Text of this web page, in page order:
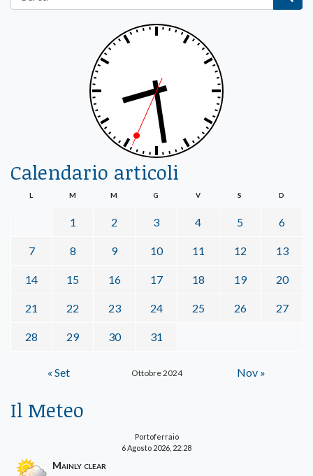
Calendario articoli
Ottobre 2024
L M M G V S D
1 2 3 4 5 6
7 8 9 10 11 12 13
14 15 16 17 18 19 20
21 22 23 24 25 26 27
28 29 30 31
« Set Nov »
Il Meteo
Portoferraio
6 Agosto 2026, 22:28
Mainly clear